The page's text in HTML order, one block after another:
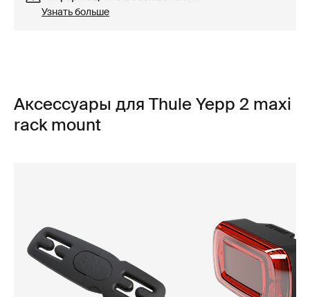
Узнать больше
Аксессуары для Thule Yepp 2 maxi
rack mount